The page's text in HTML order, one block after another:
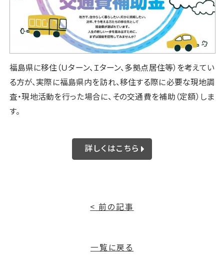
福島県に移住（Ｕターン、Ｉターン、多拠点居住等）を考えてい
る方が、実際に福島県内を訪れ、移住する際に必要な現地調
査・現地活動を行った場合に、その交通費を補助（定額）しま
す。
詳しくはこちら
< 前の記事
一覧に戻る